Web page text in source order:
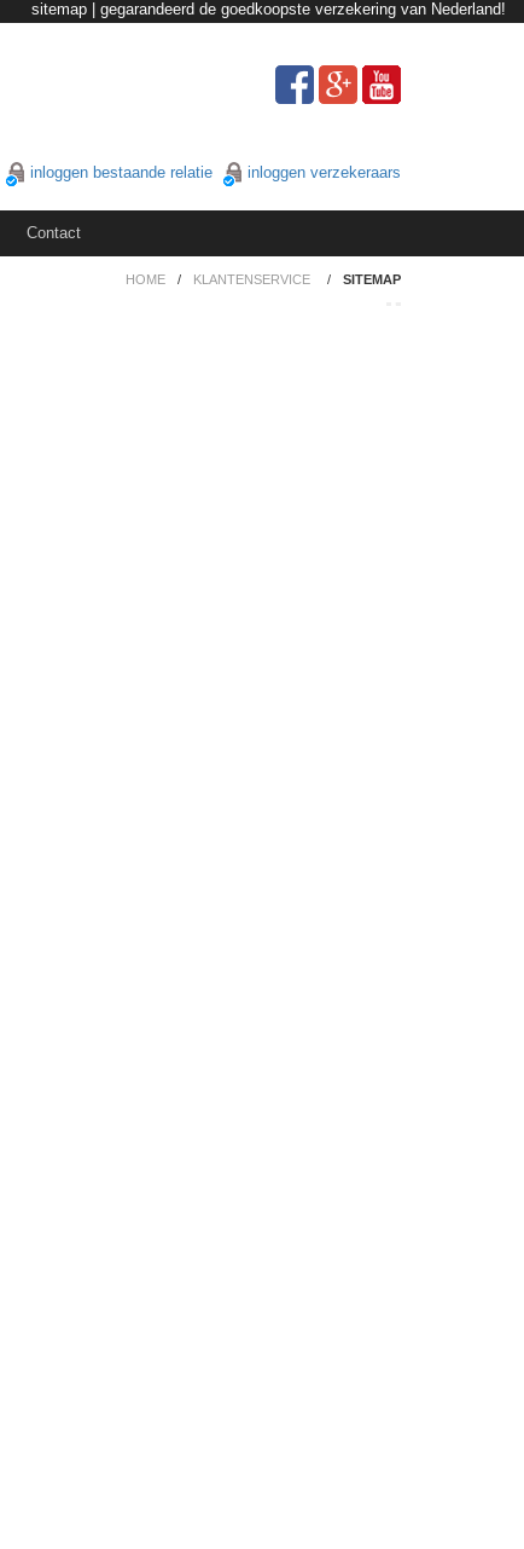
sitemap | gegarandeerd de goedkoopste verzekering van Nederland!
inloggen bestaande relatie inloggen verzekeraars
Contact
HOME / KLANTENSERVICE / SITEMAP